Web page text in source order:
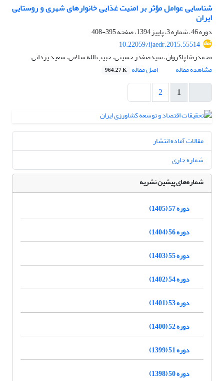
شناسایی عوامل مؤثر بر امنیت غذایی خانوارهای شهری و روستایی
ایران
دوره 46، شماره 3، پاییز 1394، صفحه
395-408
10.22059/ijaedr.2015.55514
محمدرضا پاکروان، سیدصفدر حسینی، حبیب الله سلامی، سعید یزدانی
مشاهده مقاله
اصل مقاله 964.27 K
1
2
مقالات آماده انتشار
شماره جاری
شماره‌های پیشین نشریه
دوره 57 (1405)
دوره 56 (1404)
دوره 55 (1403)
دوره 54 (1402)
دوره 53 (1401)
دوره 52 (1400)
دوره 51 (1399)
دوره 50 (1398)